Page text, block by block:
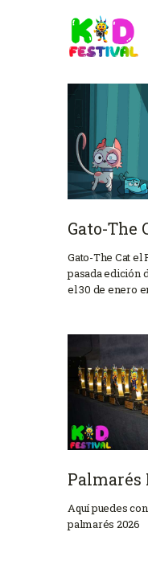
INICIO
¿QUÉ ES?
AGENDA
Gato-The
Gato-The Cat
pasada edición
el 30 de enero
Palmarés
Aquí puedes
palmarés 2026